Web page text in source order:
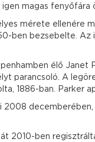
magas
mérete ellenére
ben bezsebelte.
élő
parancsoló. A
1886-ban. Parker
2010-ben